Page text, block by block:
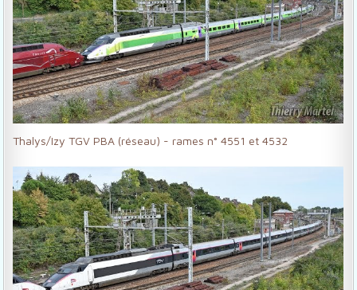
Thalys/Izy TGV PBA (réseau) - rames n° 4551 et 4532